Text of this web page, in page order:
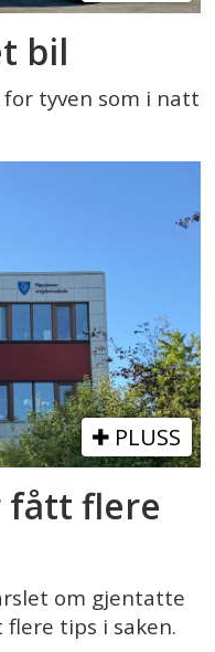
bil
tyven som i natt
PLUSS
fått flere
om gjentatte
tips i saken.